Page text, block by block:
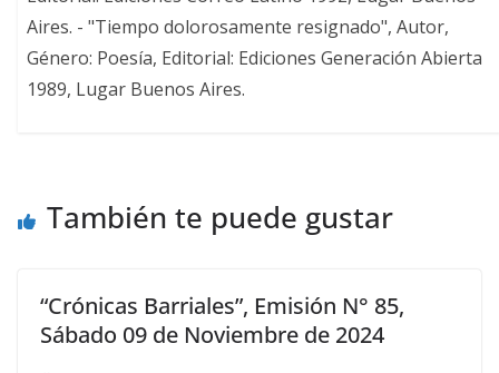
Aires. - "Tiempo dolorosamente resignado", Autor,
Género: Poesía, Editorial: Ediciones Generación Abierta
1989, Lugar Buenos Aires.
También te puede gustar
“Crónicas Barriales”, Emisión N° 85,
Sábado 09 de Noviembre de 2024